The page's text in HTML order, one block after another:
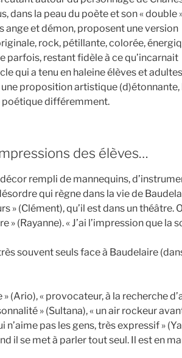
dans la peau du poète et son « double
ange et démon, proposent une version
rock, pétillante, colorée,
parfois, restant fidèle à ce qu’incarnait
qui a tenu en haleine élèves et
proposition artistique (d)étonnante,
poétique différemment.
des élèves…
rempli de mannequins,
qui règne dans la vie de
» (Clément), qu’il est dans un théâtre.
» (Rayanne). « J’ai l’impression que la
souvent seuls face à Baudelaire
(Ario), « provocateur, à la recherche
» (Sultana), « un air rockeur
pas les gens, très expressif »
il se met à parler tout seul. Il est en